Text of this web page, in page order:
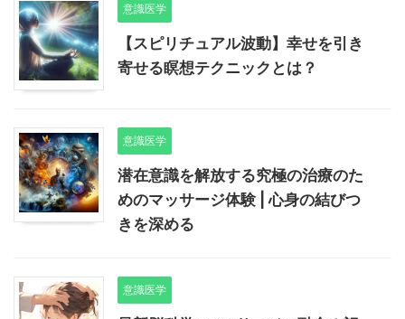
意識医学
【スピリチュアル波動】幸せを引き
寄せる瞑想テクニックとは？
意識医学
潜在意識を解放する究極の治療のた
めのマッサージ体験 | 心身の結びつ
きを深める
意識医学